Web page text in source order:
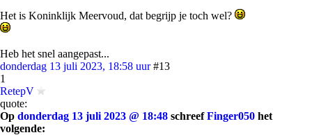
Het is Koninklijk Meervoud, dat begrijp je toch wel?
Heb het snel aangepast...
donderdag 13 juli 2023, 18:58 uur #13
1
RetepV
quote:
Op donderdag 13 juli 2023 @ 18:48 schreefFinger050 het
volgende: